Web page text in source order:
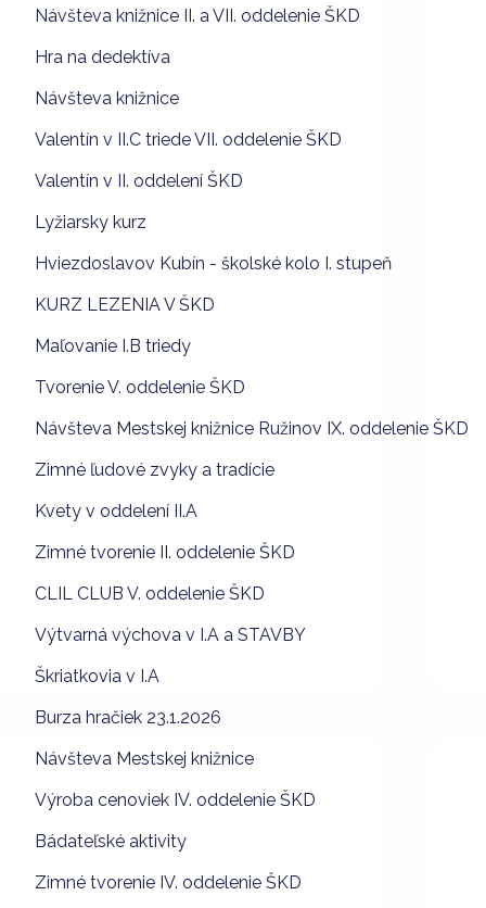
Návšteva knižnice II. a VII. oddelenie ŠKD
Hra na dedektíva
Návšteva knižnice
Valentín v II.C triede VII. oddelenie ŠKD
Valentín v II. oddelení ŠKD
Lyžiarsky kurz
Hviezdoslavov Kubín - školské kolo I. stupeň
KURZ LEZENIA V ŠKD
Maľovanie I.B triedy
Tvorenie V. oddelenie ŠKD
Návšteva Mestskej knižnice Ružinov IX. oddelenie ŠKD
Zimné ľudové zvyky a tradície
Kvety v oddelení II.A
Zimné tvorenie II. oddelenie ŠKD
CLIL CLUB V. oddelenie ŠKD
Výtvarná výchova v I.A a STAVBY
Škriatkovia v I.A
Burza hračiek 23.1.2026
Návšteva Mestskej knižnice
Výroba cenoviek IV. oddelenie ŠKD
Bádateľské aktivity
Zimné tvorenie IV. oddelenie ŠKD